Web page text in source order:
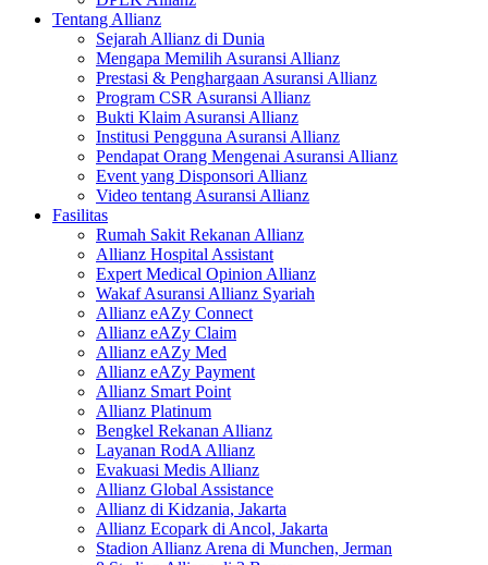
Tentang Allianz
Sejarah Allianz di Dunia
Mengapa Memilih Asuransi Allianz
Prestasi & Penghargaan Asuransi Allianz
Program CSR Asuransi Allianz
Bukti Klaim Asuransi Allianz
Institusi Pengguna Asuransi Allianz
Pendapat Orang Mengenai Asuransi Allianz
Event yang Disponsori Allianz
Video tentang Asuransi Allianz
Fasilitas
Rumah Sakit Rekanan Allianz
Allianz Hospital Assistant
Expert Medical Opinion Allianz
Wakaf Asuransi Allianz Syariah
Allianz eAZy Connect
Allianz eAZy Claim
Allianz eAZy Med
Allianz eAZy Payment
Allianz Smart Point
Allianz Platinum
Bengkel Rekanan Allianz
Layanan RodA Allianz
Evakuasi Medis Allianz
Allianz Global Assistance
Allianz di Kidzania, Jakarta
Allianz Ecopark di Ancol, Jakarta
Stadion Allianz Arena di Munchen, Jerman